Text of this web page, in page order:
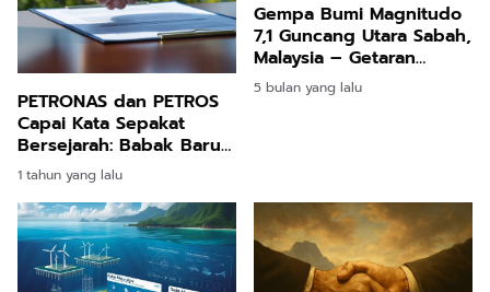
PETRONAS dan PETROS
Capai Kata Sepakat
Bersejarah: Babak Baru
Autonomi Tenaga
Sarawak Berlandaskan
Semangat MA63
1 tahun yang lalu
Gempa Bumi Magnitudo
7,1 Guncang Utara Sabah,
Malaysia – Getaran
Terasa Hingga
Kalimantan Utara
5 bulan yang lalu